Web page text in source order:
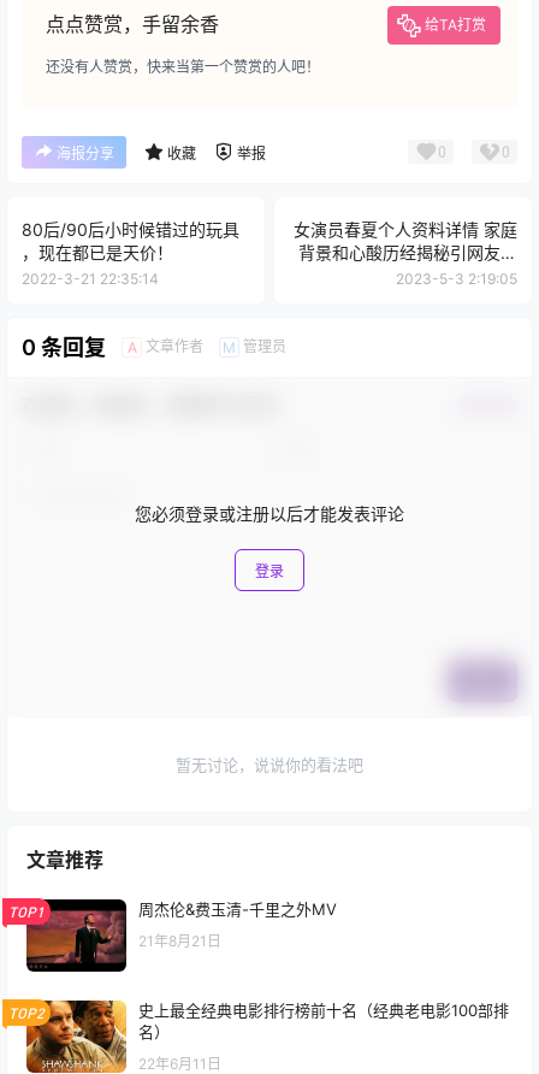
点点赞赏，手留余香 给TA打赏
还没有人赞赏，快来当第一个赞赏的人吧！
海报分享 收藏 举报 0 0
80后/90后小时候错过的玩具
，现在都已是天价！
2022-3-21 22:35:14
女演员春夏个人资料详情 家庭
背景和心酸历经揭秘引网友心
疼
2023-5-3 2:19:05
0 条回复 A 文章作者 M 管理员
您必须登录或注册以后才能发表评论
登录
暂无讨论，说说你的看法吧
文章推荐
TOP1 周杰伦&费玉清-千里之外MV
21年8月21日
TOP2
史上最全经典电影排行榜前十名（经典老电影100部排
名）
22年6月11日